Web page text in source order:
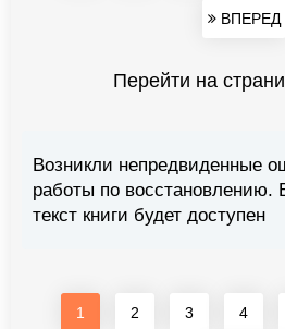
ВПЕРЕД
Перейти на
Возникли непредвиденные
работы по
текст книги будет доступен
1 2 3 4